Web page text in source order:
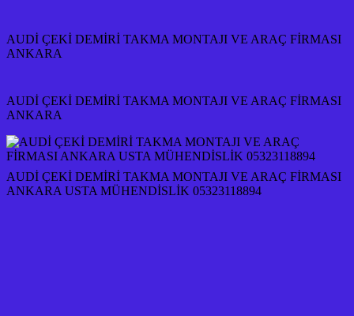
AUDİ ÇEKİ DEMİRİ TAKMA MONTAJI VE ARAÇ FİRMASI
ANKARA
AUDİ ÇEKİ DEMİRİ TAKMA MONTAJI VE ARAÇ FİRMASI
ANKARA
AUDİ ÇEKİ DEMİRİ TAKMA MONTAJI VE ARAÇ FİRMASI
ANKARA USTA MÜHENDİSLİK 05323118894